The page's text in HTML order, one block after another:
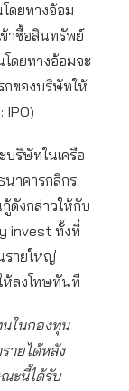
ดยทางอ้อม
าซื้อสินทรัพย์
ดยทางอ้อมจะ
กของบริษัทให้
IPO)
บริษัทในเครือ
นาคารกสิกร
ดังกล่าวให้กับ
invest ทั้งที่
รายใหญ่
ห้ลงโทษทันที
นในกองทุน
ายได้หลัง
ะนี้ได้รับ